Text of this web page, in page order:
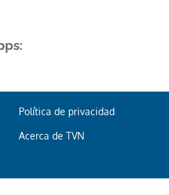
Política de privacidad
Acerca de TVN